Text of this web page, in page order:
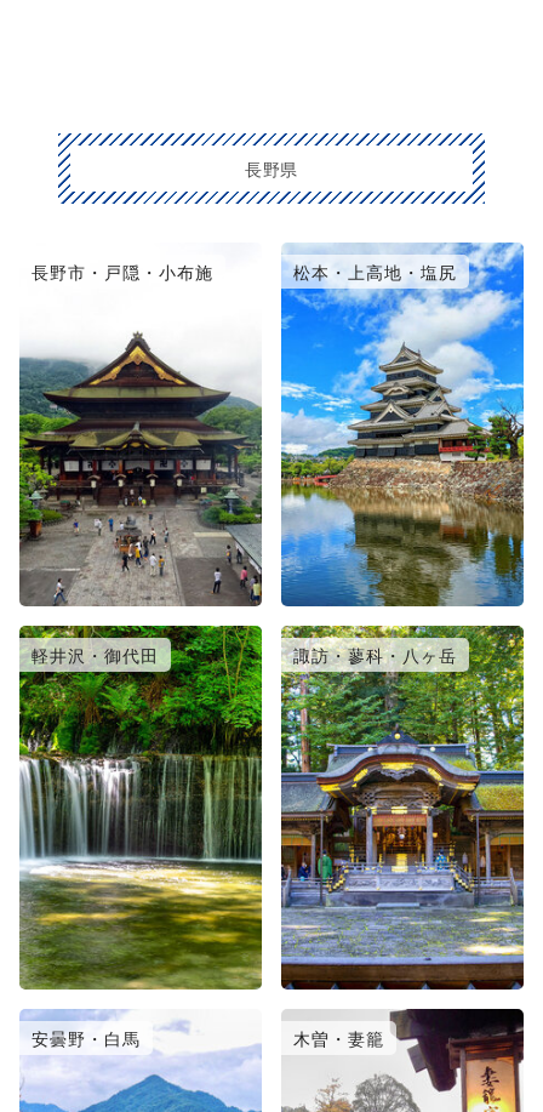
長野県
長野市・戸隠・小布施 松本・上高地・塩尻
軽井沢・御代田 諏訪・蓼科・八ヶ岳
安曇野・白馬 木曽・妻籠